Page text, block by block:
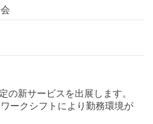
新サービスを出展します。
ークシフトにより勤務環境が